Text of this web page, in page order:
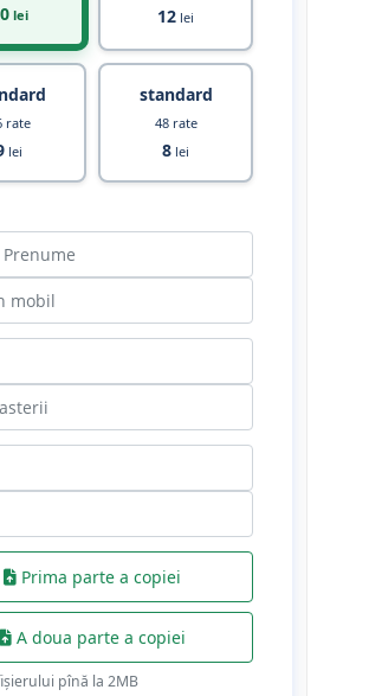
lei 12 lei
rate
lei
standard
48 rate
8 lei
Prima parte a copiei
A doua parte a copiei
pînă la 2МB